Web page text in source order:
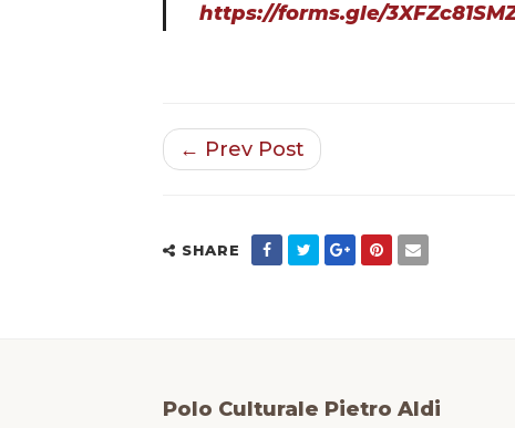
https://forms.gle/
← Prev Post
SHARE
Polo Culturale Pietro Aldi